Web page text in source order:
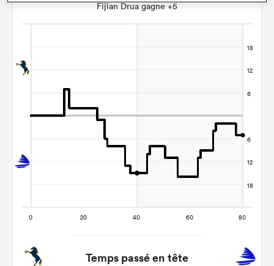
Fijian Drua gagne +5
Temps passé en tête